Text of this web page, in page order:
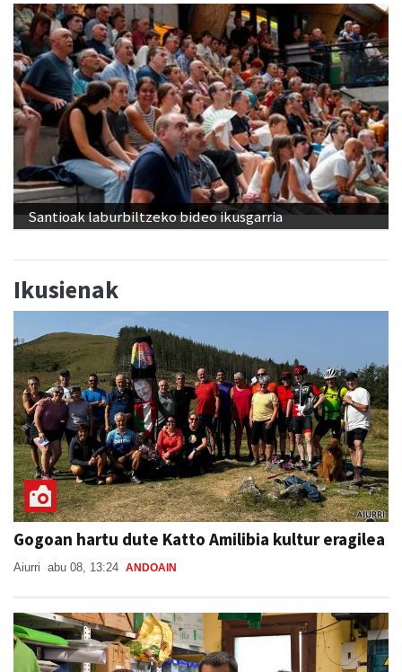
Santioak laburbiltzeko bideo ikusgarria
Ikusienak
Gogoan hartu dute Katto Amilibia kultur eragilea
Aiurri abu 08, 13:24 ANDOAIN